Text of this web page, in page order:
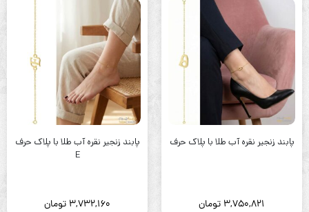
پابند زنجیر نقره آب طلا با پلاک حرف
3,750,821 تومان
پابند زنجیر نقره آب طلا با پلاک حرف
E
3,732,160 تومان